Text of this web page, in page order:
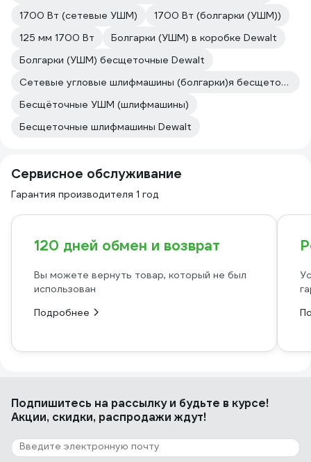
1700 Вт (сетевые УШМ)
1700 Вт (болгарки (УШМ))
125 мм 1700 Вт
Болгарки (УШМ) в коробке Dewalt
Болгарки (УШМ) бесщеточные Dewalt
Сетевые угловые шлифмашины (болгарки)я бесщеточные Dewalt
Бесщёточные УШМ (шлифмашины)
Бесщеточные шлифмашины Dewalt
Сервисное обслуживание
Гарантия производителя 1 год
120 дней обмен и возврат
Вы можете вернуть товар, который не был
использован
Подробнее
Подпишитесь на рассылкуи будьте в курсе!
Акции, скидки, распродажи ждут!